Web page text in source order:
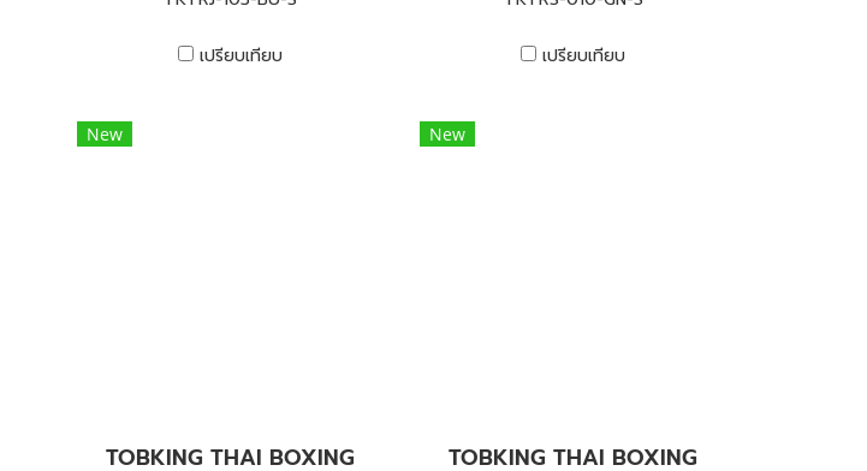
เปรียบเทียบ เปรียบเทียบ
New
TOBKING THAI BOXING
New
TOBKING THAI BOXING